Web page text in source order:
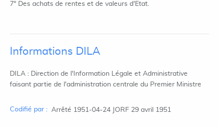
7° Des achats de rentes et de valeurs d'Etat.
Informations DILA
DILA : Direction de l'Information Légale et Administrative
faisant partie de l'administration centrale du Premier Ministre
Codifié par : Arrêté 1951-04-24 JORF 29 avril 1951